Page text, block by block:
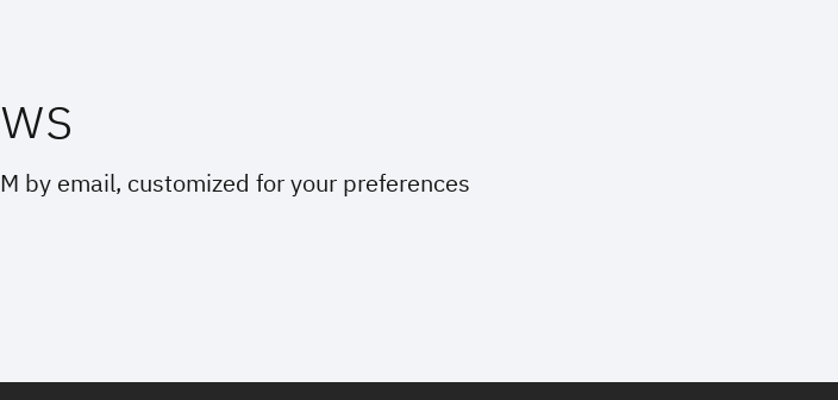
by email, customized for your preferences